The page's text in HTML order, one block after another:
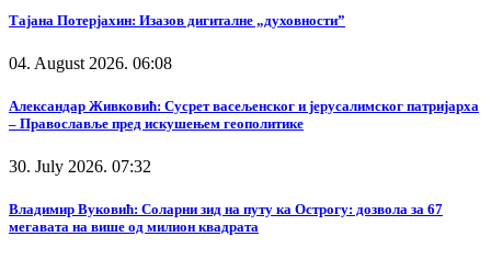
Тајана Потерјахин: Изазов дигиталне „духовности”
04. August 2026. 06:08
Александар Живковић: Сусрет васељенског и јерусалимског патријарха
– Православље пред искушењем геополитике
30. July 2026. 07:32
Владимир Вуковић: Соларни зид на путу ка Острогу: дозвола за 67
мегавата на више од милион квадрата